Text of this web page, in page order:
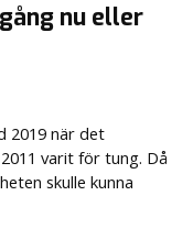
nu eller
2019 när det
varit för tung. Då
skulle kunna